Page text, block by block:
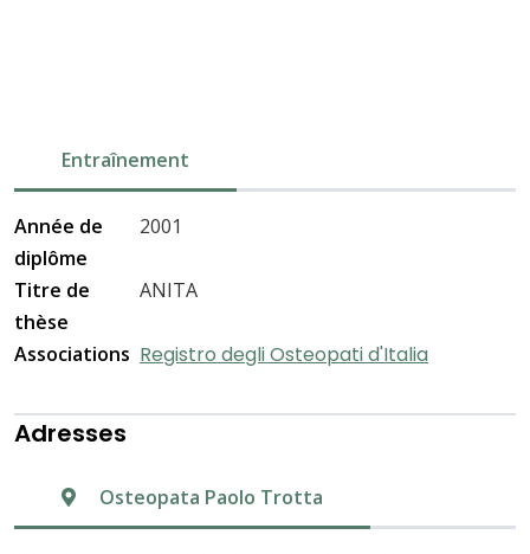
Entraînement
Année de
diplôme
2001
Titre de
thèse
ANITA
Associations Registro degli Osteopati d'Italia
Adresses
Osteopata Paolo Trotta